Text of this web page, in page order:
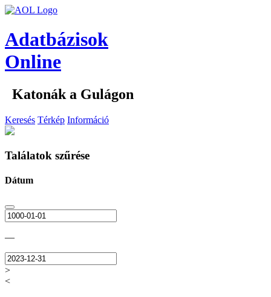
Adatbázisok
Online
Katonák a Gulágon
Keresés Térkép Információ
Találatok szűrése
Dátum
—
>
<